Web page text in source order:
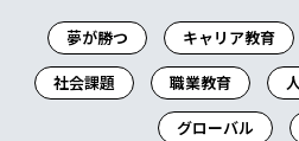
夢が勝つ キャリア教育
社会課題
職業教育
グローバル